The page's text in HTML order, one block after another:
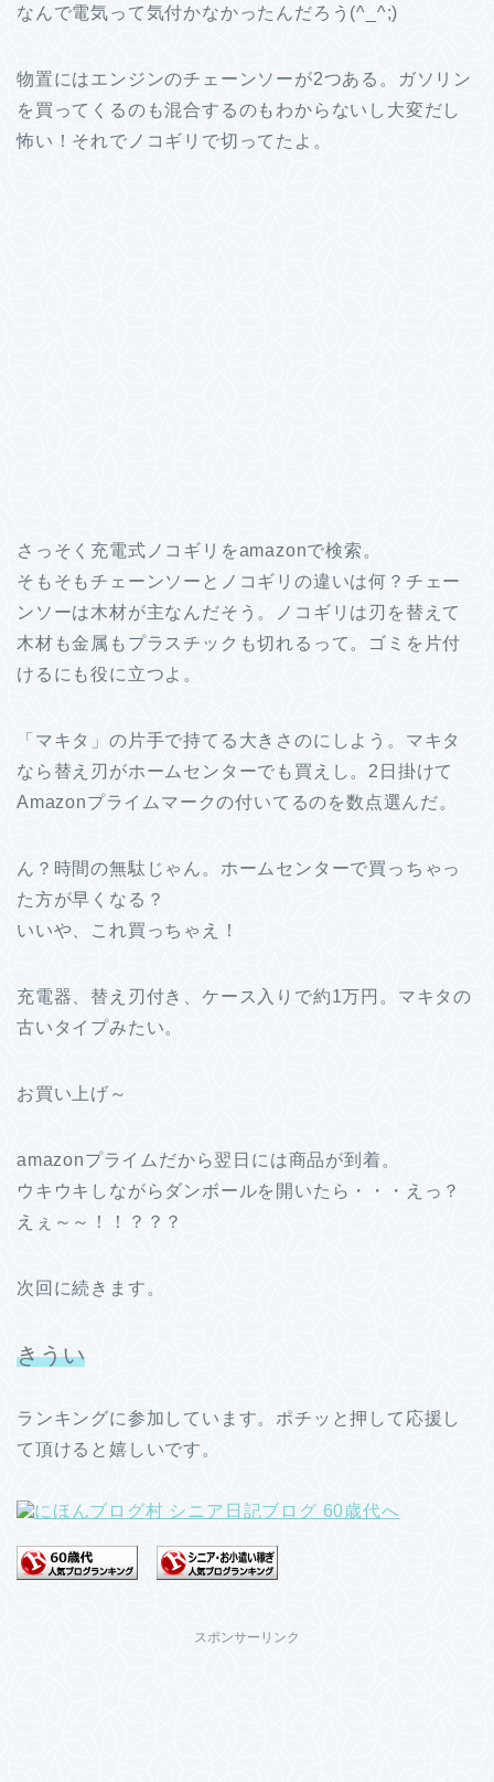
なんで電気って気付かなかったんだろう(^_^;)
物置にはエンジンのチェーンソーが2つある。ガソリン
を買ってくるのも混合するのもわからないし大変だし
怖い！それでノコギリで切ってたよ。
さっそく充電式ノコギリをamazonで検索。
そもそもチェーンソーとノコギリの違いは何？チェー
ンソーは木材が主なんだそう。ノコギリは刃を替えて
木材も金属もプラスチックも切れるって。ゴミを片付
けるにも役に立つよ。
「マキタ」の片手で持てる大きさのにしよう。マキタ
なら替え刃がホームセンターでも買えし。2日掛けて
Amazonプライムマークの付いてるのを数点選んだ。
ん？時間の無駄じゃん。ホームセンターで買っちゃっ
た方が早くなる？
いいや、これ買っちゃえ！
充電器、替え刃付き、ケース入りで約1万円。マキタの
古いタイプみたい。
お買い上げ～
amazonプライムだから翌日には商品が到着。
ウキウキしながらダンボールを開いたら・・・えっ？
えぇ～～！！？？？
次回に続きます。
きうい
ランキングに参加しています。ポチッと押して応援し
て頂けると嬉しいです。
スポンサーリンク